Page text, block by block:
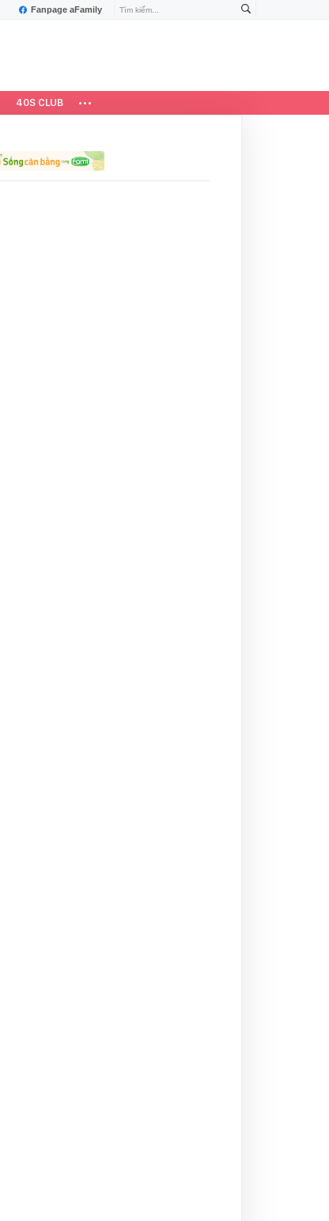
Fanpage aFamily
40S CLUB